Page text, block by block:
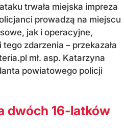
trwała miejska impreza
prowadzą na miejscu
jak i operacyjne,
zdarzenia – przekazała
mł. asp. Katarzyna
powiatowego policji
dwóch 16-latków